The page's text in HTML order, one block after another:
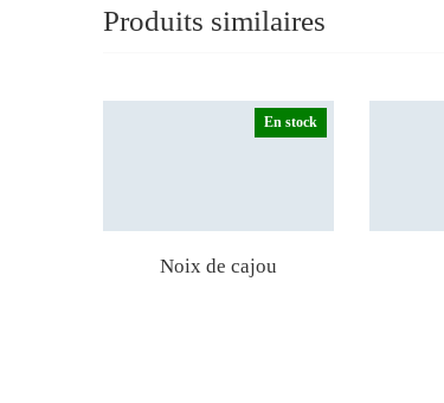
Produits similaires
En stock
Noix de cajou